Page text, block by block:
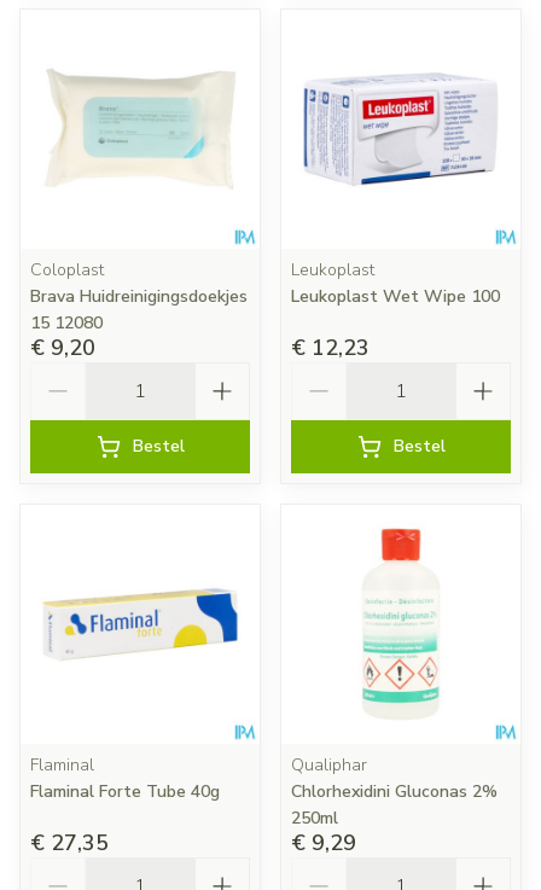
Coloplast
Brava Huidreinigingsdoekjes
15 12080
€ 9,20
Bestel
Leukoplast
Leukoplast Wet Wipe 100
€ 12,23
Bestel
Flaminal
Flaminal Forte Tube 40g
€ 27,35
Qualiphar
Chlorhexidini Gluconas 2%
250ml
€ 9,29